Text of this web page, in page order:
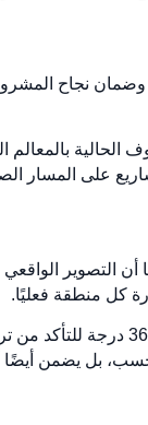
الحالية
على المسار
كل منطقة فعليًا.
على سبيل المثال، يمكن
بل يضمن أيضًا أن